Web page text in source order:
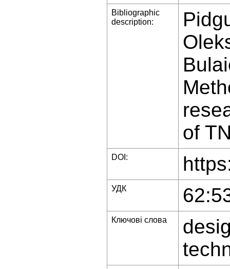
Bibliographic
description:
of
DOI:
УДК
Ключові слова